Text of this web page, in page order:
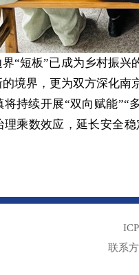
“短板”已成为乡村振兴
境界，更为双方深化南
将持续开展“双向赋能”“
乘数效应，延长安全
联系